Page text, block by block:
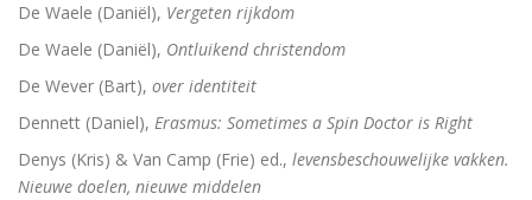
Identiteit
The changing faces of Jesus
De Waele (Daniël), Vergeten rijkdom
De Waele (Daniël), Ontluikend christendom
De Wever (Bart), over identiteit
Dennett (Daniel), Erasmus: Sometimes a Spin Doctor is Right
Denys (Kris) & Van Camp (Frie) ed., levensbeschouwelijke vakken.
Nieuwe doelen, nieuwe middelen